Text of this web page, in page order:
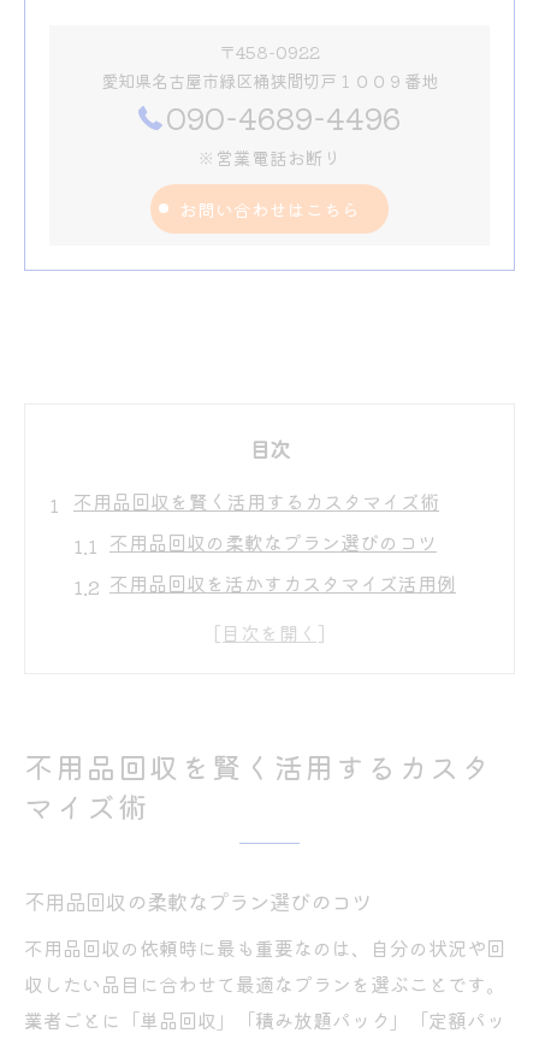
〒458-0922
愛知県名古屋市緑区桶狭間切戸１００９番地
090-4689-4496
※営業電話お断り
お問い合わせはこちら
目次
不用品回収を賢く活用するカスタマイズ術
不用品回収の柔軟なプラン選びのコツ
不用品回収を活かすカスタマイズ活用例
不用品回収で自分仕様の片付けを実現
ト
不用品回収で大量処分をスムーズに進める
まとめて依頼しやすい不用品回収の選び方
不用品回収で一括片付けを効率化する秘訣
不用品回収活用で手間を最小限に抑える
不用品回収の一括依頼がもたらすメリット
不用品回収を賢く活用するカスタ
マイズ術
不用品回収の柔軟なプラン選びのコツ
不用品回収の依頼時に最も重要なのは、自分の状況や回
収したい品目に合わせて最適なプランを選ぶことです。
業者ごとに「単品回収」「積み放題パック」「定額パッ